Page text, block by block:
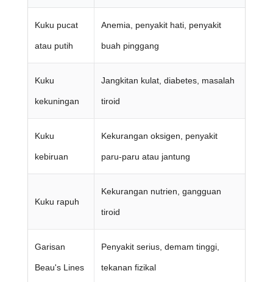
Kuku pucat
atau putih
Anemia, penyakit hati, penyakit
buah pinggang
Kuku
kekuningan
Jangkitan kulat, diabetes, masalah
tiroid
Kuku
kebiruan
Kekurangan oksigen, penyakit
paru-paru atau jantung
Kuku rapuh
Kekurangan nutrien, gangguan
tiroid
Garisan
Beau's Lines
Penyakit serius, demam tinggi,
tekanan fizikal